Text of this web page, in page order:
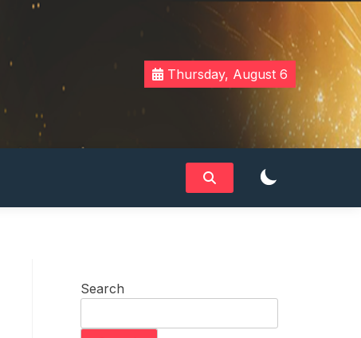
Thursday, August 6
Search